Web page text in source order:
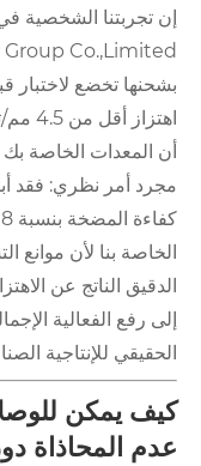
بشحنها تخضع لاختبار
أن المعدات الخاصة
مجرد أمر نظري: فقد
الخاصة بنا لأن موانع
الدقيق الناتج عن
الحقيقي للإنتاجية
كيف يمكن
عدم المحاذاة